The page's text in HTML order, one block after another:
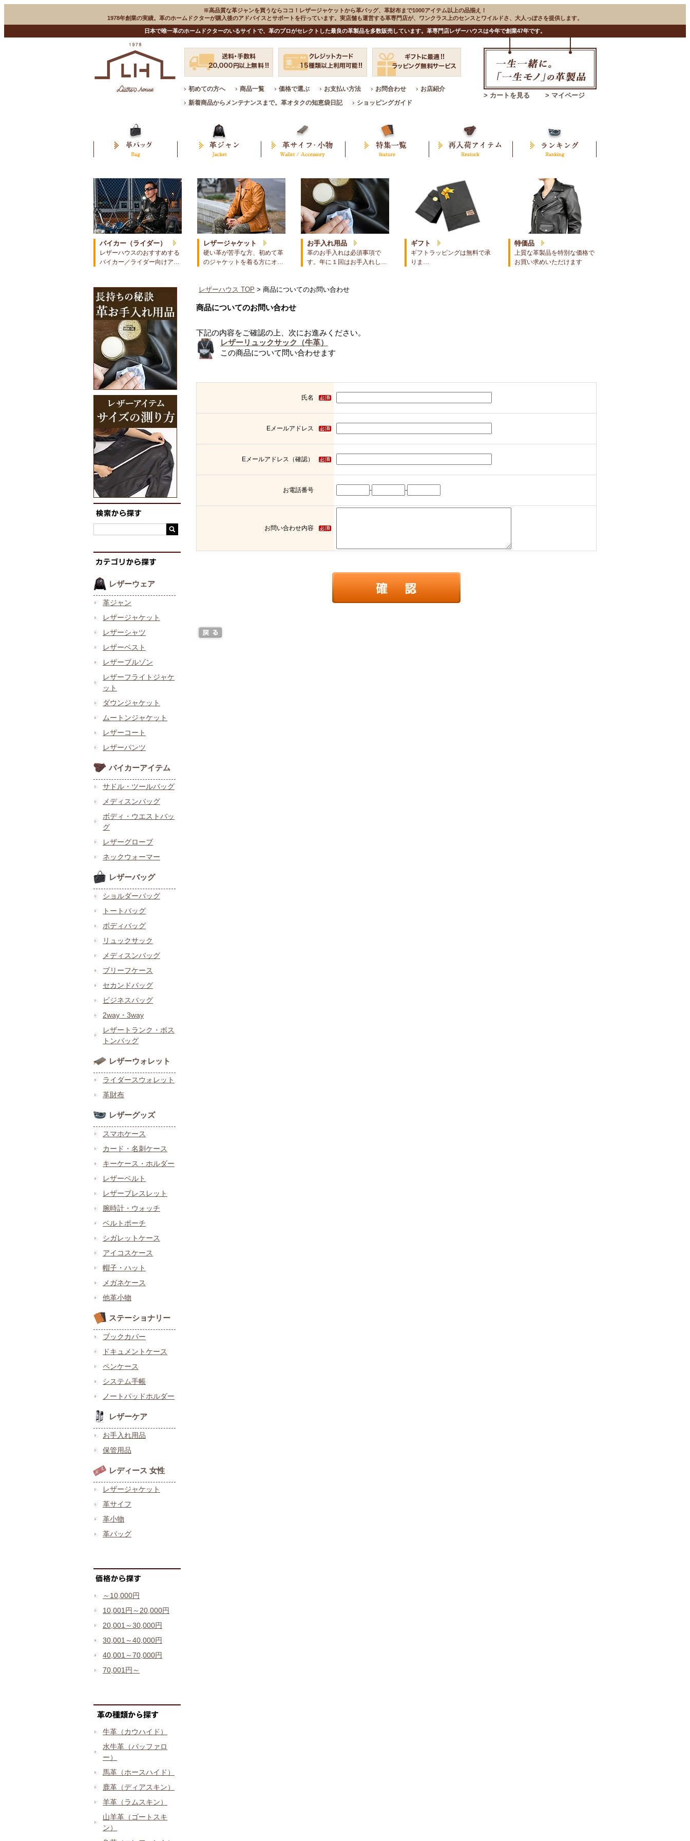
※高品質な革ジャンを買うならココ！レザージャケットから革バッグ、革財布まで1000アイテム以上の品揃え！
1978年創業の実績。革のホームドクターが購入後のアドバイスとサポートを行っています。実店舗も運営する革専門店が、ワンクラス上のセンスとワイルドさ、大人っぽさを提供します。
日本で唯一革のホームドクターのいるサイトで、革のプロがセレクトした最良の革製品を多数販売しています。革専門店レザーハウスは今年で創業47年です。
初めての方へ 商品一覧 価格で選ぶ お支払い方法 お問合わせ
お店紹介
新着商品からメンテナンスまで。革オタクの知恵袋日記
ショッピングガイド
> カートを見る > マイページ
バイカー（ライダー）
レザーハウスのおすすめする
バイカー／ライダー向けア…
レザージャケット
硬い革が苦手な方、初めて革
のジャケットを着る方にオ…
お手入れ用品
革のお手入れは必須事項で
す。年に１回はお手入れし…
ギフト
ギフトラッピングは無料で承
りま…
特価品
上質な革製品を特別な価格で
お買い求めいただけます
レザーウェア
革ジャン
レザージャケット
レザーシャツ
レザーベスト
レザーブルゾン
レザーフライトジャケ
ット
ダウンジャケット
ムートンジャケット
レザーコート
レザーパンツ
バイカーアイテム
サドル・ツールバッグ
メディスンバッグ
ボディ・ウエストバッ
グ
レザーグローブ
ネックウォーマー
レザーバッグ
ショルダーバッグ
トートバッグ
ボディバッグ
リュックサック
メディスンバッグ
ブリーフケース
セカンドバッグ
ビジネスバッグ
2way・3way
レザートランク・ボス
トンバッグ
レザーウォレット
ライダースウォレット
革財布
レザーグッズ
スマホケース
カード・名刺ケース
キーケース・ホルダー
レザーベルト
レザーブレスレット
腕時計・ウォッチ
ベルトポーチ
シガレットケース
アイコスケース
帽子・ハット
メガネケース
他革小物
ステーショナリー
ブックカバー
ドキュメントケース
ペンケース
システム手帳
ノートパッドホルダー
レザーケア
お手入れ用品
保管用品
レディース 女性
レザージャケット
革サイフ
革小物
革バッグ
～10,000円
10,001円～20,000円
20,001～30,000円
30,001～40,000円
40,001～70,000円
70,001円～
牛革（カウハイド）
水牛革（バッファロ
ー）
馬革（ホースハイド）
鹿革（ディアスキン）
羊革（ラムスキン）
山羊革（ゴートスキ
ン）
レザーハウス TOP > 商品についてのお問い合わせ
商品についてのお問い合わせ
下記の内容をご確認の上、次にお進みください。
レザーリュックサック（牛革）
この商品について問い合わせます
氏名
Eメールアドレス
Eメールアドレス（確認）
お電話番号 - -
お問い合わせ内容